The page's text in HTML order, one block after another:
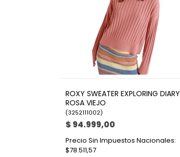
ROXY SWEATER EXPLORING DIARY
ROSA VIEJO
(3252111002)
$ 94.999,00
Precio Sin Impuestos Nacionales:
$78.511,57